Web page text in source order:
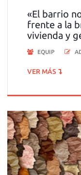
«El barrio
frente a la
vivienda y
EQUIP
VER MÁS